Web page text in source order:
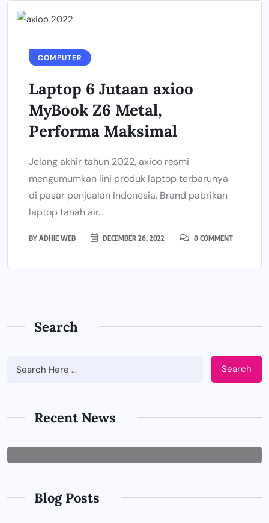
COMPUTER
Laptop 6 Jutaan axioo
MyBook Z6 Metal,
Performa Maksimal
Jelang akhir tahun 2022, axioo resmi
mengumumkan lini produk laptop terbarunya
di pasar penjualan Indonesia. Brand pabrikan
laptop tanah air...
BY ADHIE WEB DECEMBER 26, 2022 0 COMMENT
Search
Search
Recent News
Tepat untuk Perusahaan
Blog Posts